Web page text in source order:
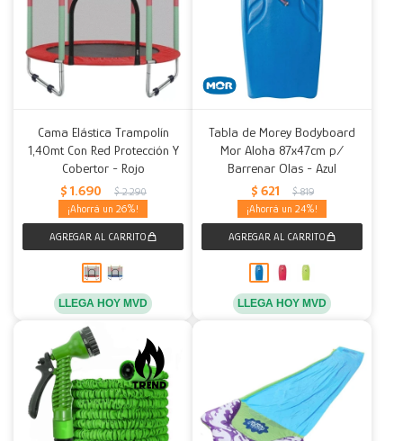
Cama Elástica Trampolín
1,40mt Con Red Protección Y
Cobertor - Rojo
$ 1.690 $ 2.290
26
LLEGA HOY MVD
Tabla de Morey Bodyboard
Mor Aloha 87x47cm p/
Barrenar Olas - Azul
$ 621 $ 819
24
LLEGA HOY MVD